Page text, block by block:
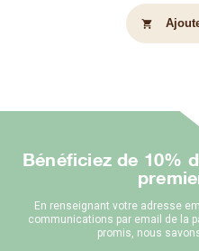
shopping_cart
Bénéficiez de 10%
En renseignant votre adresse
communications par email de la
promis, nous